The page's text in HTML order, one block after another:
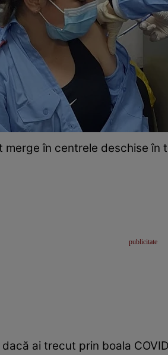
în centrele deschise în
ai trecut prin boala